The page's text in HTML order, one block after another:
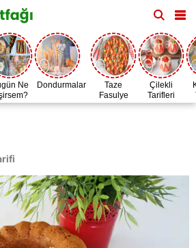
Ne
Dondurmalar
Taze
Fasulye
Zamanı
Çilekli
Tarifleri